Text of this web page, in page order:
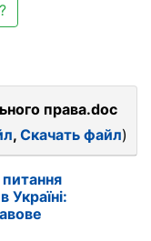
права.doc
, Скачать файл)
питання
Україні: